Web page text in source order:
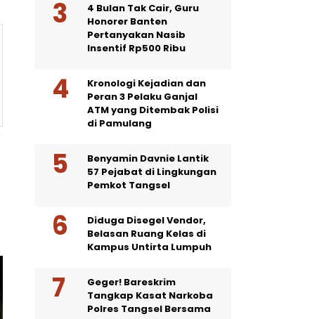
4 Bulan Tak Cair, Guru
Honorer Banten
Pertanyakan Nasib
Insentif Rp500 Ribu
Kronologi Kejadian dan
Peran 3 Pelaku Ganjal
ATM yang Ditembak Polisi
di Pamulang
Benyamin Davnie Lantik
57 Pejabat di Lingkungan
Pemkot Tangsel
Diduga Disegel Vendor,
Belasan Ruang Kelas di
Kampus Untirta Lumpuh
Geger! Bareskrim
Tangkap Kasat Narkoba
Polres Tangsel Bersama